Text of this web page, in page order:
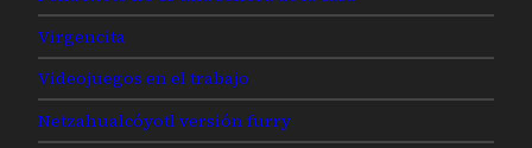
Virgencita
Videojuegos en el trabajo
Netzahualcóyotl versión furry